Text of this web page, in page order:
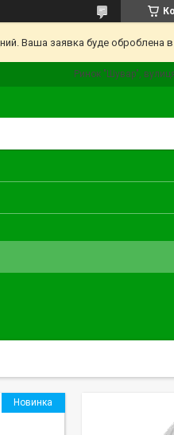
Ваша заявка буде оброблена
Ринок "Шувар",
Новинка